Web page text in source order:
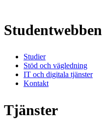
Studentwebben
Studier
Stöd och vägledning
IT och digitala tjänster
Kontakt
Tjänster